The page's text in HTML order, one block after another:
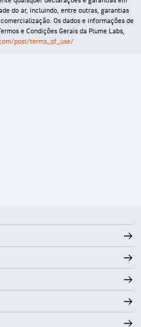
do ar, incluindo, entre outras, garantias
Os dados e informações de
e Condições Gerais da Plume Labs,
post/terms_of_use/